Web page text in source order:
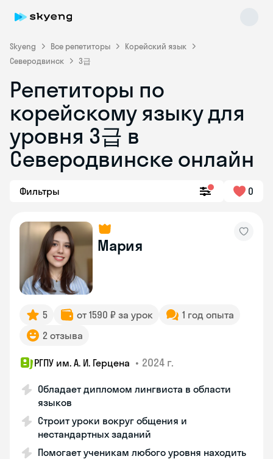
Skyeng Все репетиторы
Корейский язык
Северодвинск
3급
Репетиторы по
корейскому языку для
уровня 3급 в
Северодвинске онлайн
Фильтры 0
Мария
5 от 1590 ₽ за урок
1 год опыта
2 отзыва
РГПУ им. А. И. Герцена • 2024 г.
Обладает дипломом лингвиста в области
языков
Строит уроки вокруг общения и
нестандартных заданий
Помогает ученикам любого уровня находить
Skyeng Chat
online